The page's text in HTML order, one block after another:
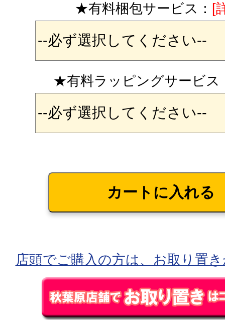
★有料梱包サービス： [
★有料ラッピングサービス
店頭でご購入の方は、お取り置